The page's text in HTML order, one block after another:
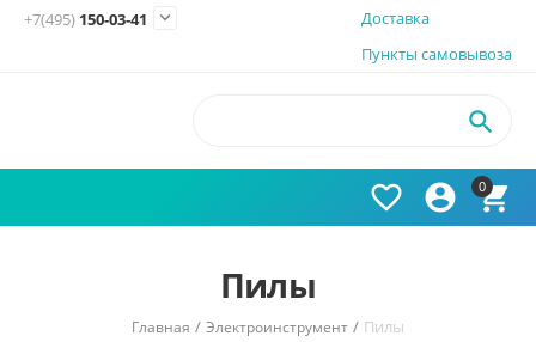
Доставка
Пункты самовывоза
+7(495) 150-03-41 
0




Пилы
Главная / Электроинструмент / Пилы